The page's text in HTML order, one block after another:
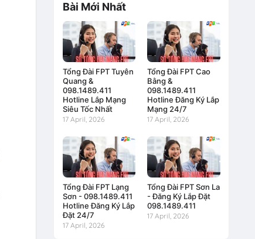
Bài Mới Nhất
Tổng Đài FPT Tuyên
Quang &
098.1489.411
Hotline Lắp Mạng
Siêu Tốc Nhất
17 April, 2026
Tổng Đài FPT Cao
Bằng &
098.1489.411
Hotline Đăng Ký Lắp
Mạng 24/7
17 April, 2026
Tổng Đài FPT Lạng
Sơn - 098.1489.411
Hotline Đăng Ký Lắp
Đặt 24/7
17 April, 2026
Tổng Đài FPT Sơn La
- Đăng Ký Lắp Đặt
098.1489.411
17 April, 2026